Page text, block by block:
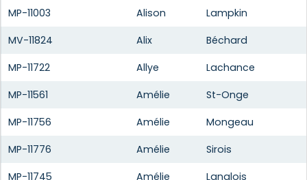
MP-11003
Alison
Lampkin
MV-11824
Alix
Béchard
MP-11722
Allye
Lachance
MP-11561
Amélie
St-Onge
MP-11756
Amélie
Mongeau
MP-11776
Amélie
Sirois
MP-11745
Amélie
Langlois